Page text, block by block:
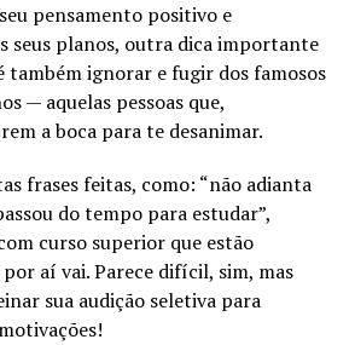
pensamento positivo e
seus planos, outra dica importante
também ignorar e fugir dos famosos
— aquelas pessoas que,
a boca para te desanimar.
frases feitas, como: “não adianta
do tempo para estudar”,
curso superior que estão
por aí vai. Parece difícil, sim, mas
sua audição seletiva para